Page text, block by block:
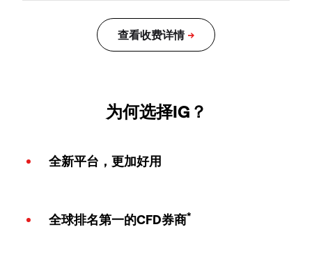
为何选择IG？
全新平台，更加好用
全球排名第一的CFD券商*